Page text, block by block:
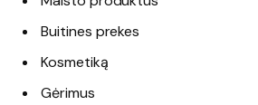
Buitines prekes
Kosmetiką
Gėrimus